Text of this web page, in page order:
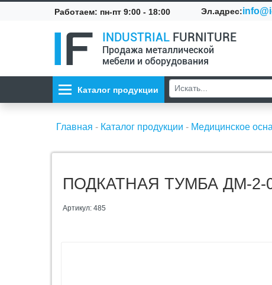
Работаем: пн-пт 9:00 - 18:00 Эл.адрес:
INDUSTRIAL FURNITURE
Продажа металлической
мебели и оборудования
Каталог продукции
Главная - Каталог продукции - Медицинское
ПОДКАТНАЯ ТУМБА ДМ-2-
Артикул: 485